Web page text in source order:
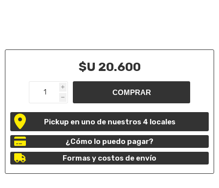
$U 20.600
i
h
Pickup en uno de nuestros 4 locales
¿Cómo lo puedo pagar?
Formas y costos de envío